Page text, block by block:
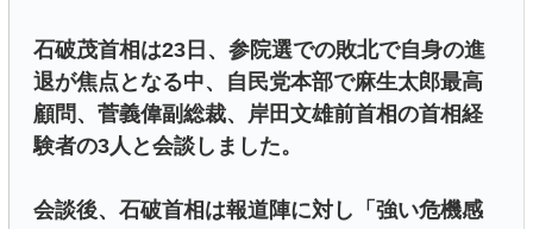
石破茂首相は23日、参院選での敗北で自身の進
退が焦点となる中、自民党本部で麻生太郎最高
顧問、菅義偉副総裁、岸田文雄前首相の首相経
験者の3人と会談しました。
会談後、石破首相は報道陣に対し「強い危機感